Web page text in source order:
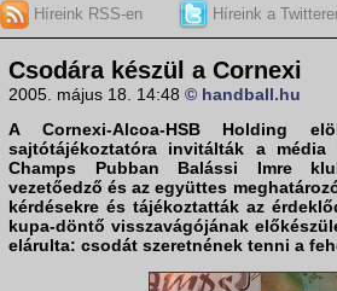
Híreink RSS-en Híreink a
Csodára készül a Cornexi
2005. május 18. 14:48 © handball.hu
A Cornexi-Alcoa-HSB Holding
sajtótájékoztatóra invitálták a
Champs Pubban Balássi Imre
vezetőedző és az együttes
kérdésekre és tájékoztatták az
kupa-döntő visszavágójának
elárulta: csodát szeretnének tenni a